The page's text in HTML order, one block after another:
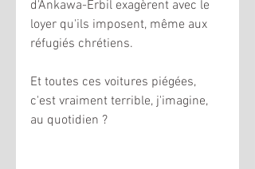
d'Ankawa-Erbil exagèrent avec le
loyer qu'ils imposent, même aux
réfugiés chrétiens.
Et toutes ces voitures piégées,
c'est vraiment terrible, j'imagine,
au quotidien ?